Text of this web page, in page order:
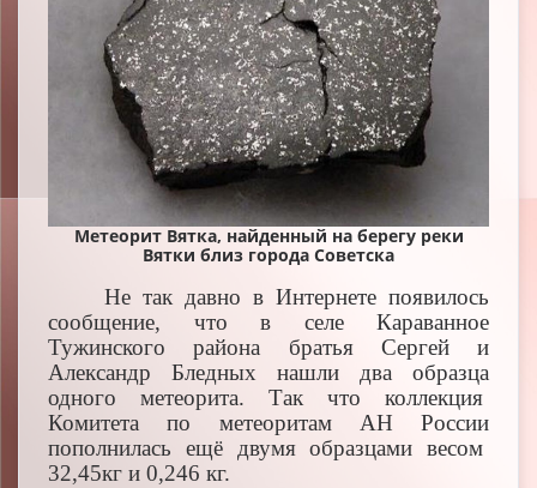
Метеорит Вятка, найденный на берегу реки
Вятки близ города Советска
Не так давно в Интернете появилось
сообщение, что в селе Караванное
Тужинского района братья Сергей и
Александр Бледных нашли два образца
одного метеорита. Так что коллекция
Комитета по метеоритам АН России
пополнилась ещё двумя образцами весом
32,45кг и 0,246 кг.